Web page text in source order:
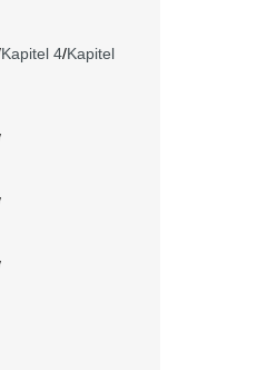
Kapitel 4/Kapitel